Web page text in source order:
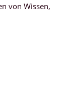
von Wissen,